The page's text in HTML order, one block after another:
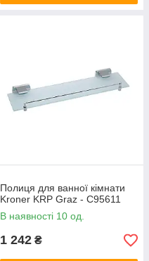
Полиця для ванної кімнати
Kroner KRP Graz - C95611
В наявності 10 од.
1 242 ₴